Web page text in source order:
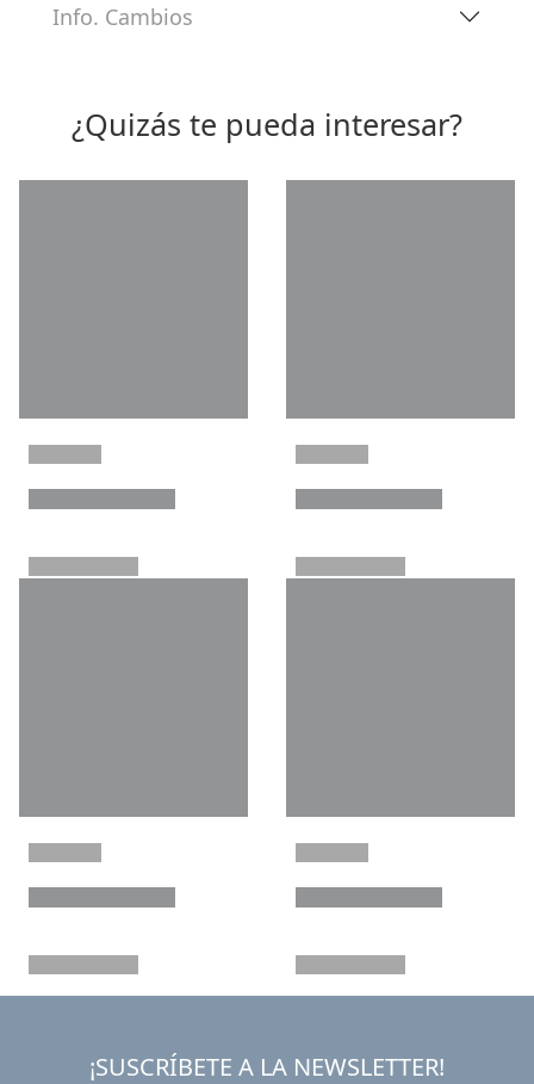
Info. Cambios
¿Quizás te pueda interesar?
¡SUSCRÍBETE A LA NEWSLETTER!